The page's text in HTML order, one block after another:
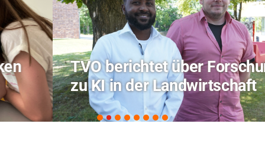
TVO berichtet über Forschung
zu KI in der Landwirtschaft